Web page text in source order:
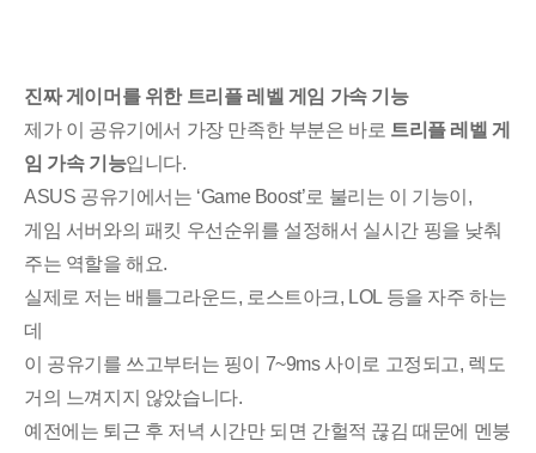
진짜 게이머를 위한 트리플 레벨 게임 가속 기능
제가 이 공유기에서 가장 만족한 부분은 바로 트리플 레벨 게
임 가속 기능입니다.
ASUS 공유기에서는 ‘Game Boost’로 불리는 이 기능이,
게임 서버와의 패킷 우선순위를 설정해서 실시간 핑을 낮춰
주는 역할을 해요.
실제로 저는 배틀그라운드, 로스트아크, LOL 등을 자주 하는
데
이 공유기를 쓰고부터는 핑이 7~9ms 사이로 고정되고, 렉도
거의 느껴지지 않았습니다.
예전에는 퇴근 후 저녁 시간만 되면 간헐적 끊김 때문에 멘붕